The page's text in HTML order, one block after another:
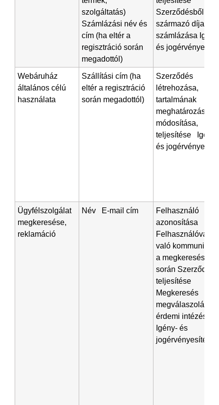
szolgáltatás)
Számlázási név és
cím (ha eltér a
regisztráció során
megadottól)
Szerződésből
származó díjak
számlázása
és
Webáruház
általános célú
használata
Szállítási cím (ha
eltér a regisztráció
során megadottól)
Szerződés
létrehozása,
tartalmának
meghatározása,
módosítása,
teljesítése Igény-
és
Ügyfélszolgálat
megkeresése,
reklamáció
Név E-mail cím
Felhasználó
azonosítása
Felhasználóval
való
a megkeresés
során Szerződés
teljesítése
Megkeresés
megválaszolása,
érdemi intézése
Igény- és
jogérvényesítés